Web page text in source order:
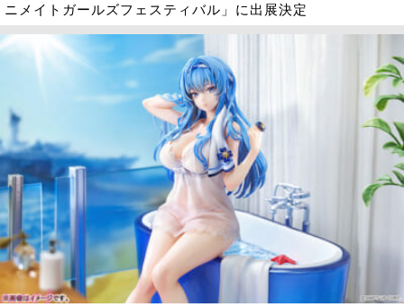
ニメイトガールズフェスティバル」に出展決定